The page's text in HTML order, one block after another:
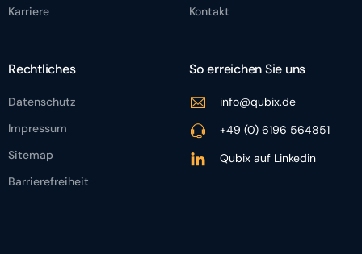
Karriere
Kontakt
Rechtliches
Datenschutz
Impressum
Sitemap
Barrierefreiheit
So erreichen Sie uns
info@qubix.de
+49 (0) 6196 564851
Qubix auf Linkedin